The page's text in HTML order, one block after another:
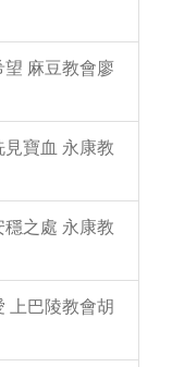
麻豆教會廖
寶血 永康教
之處 永康教
上巴陵教會胡